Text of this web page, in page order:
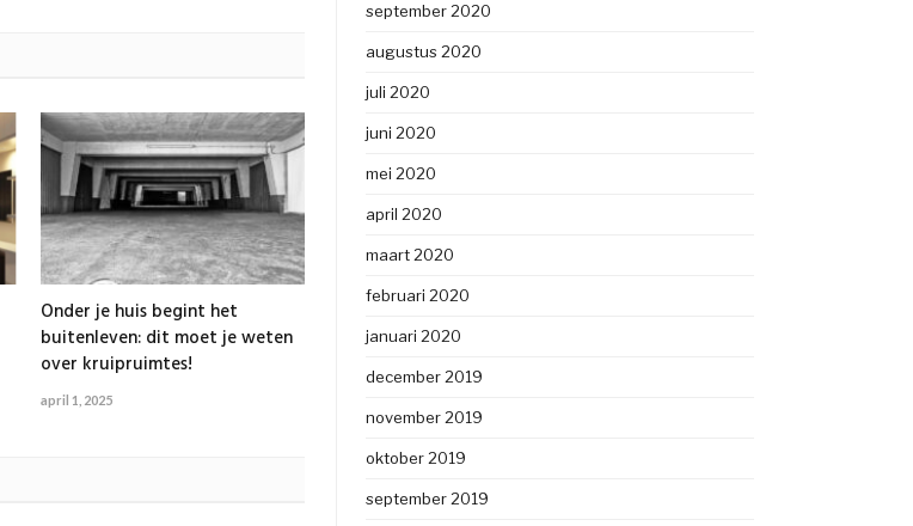
Onder je huis begint het
buitenleven: dit moet je weten
over kruipruimtes!
april 1, 2025
september 2020
augustus 2020
juli 2020
juni 2020
mei 2020
april 2020
maart 2020
februari 2020
januari 2020
december 2019
november 2019
oktober 2019
september 2019